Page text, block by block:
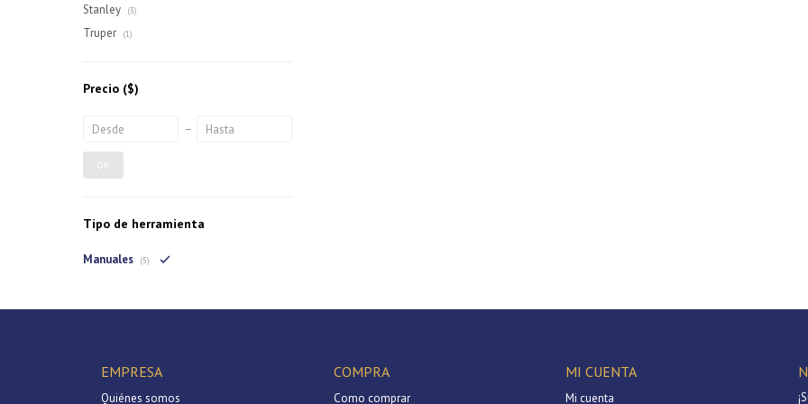
Stanley (3)
Truper (1)
Precio ($)
OK
Tipo de herramienta
Manuales (5)
EMPRESA
Quiénes somos
COMPRA
Como comprar
MI CUENTA
Mi cuenta